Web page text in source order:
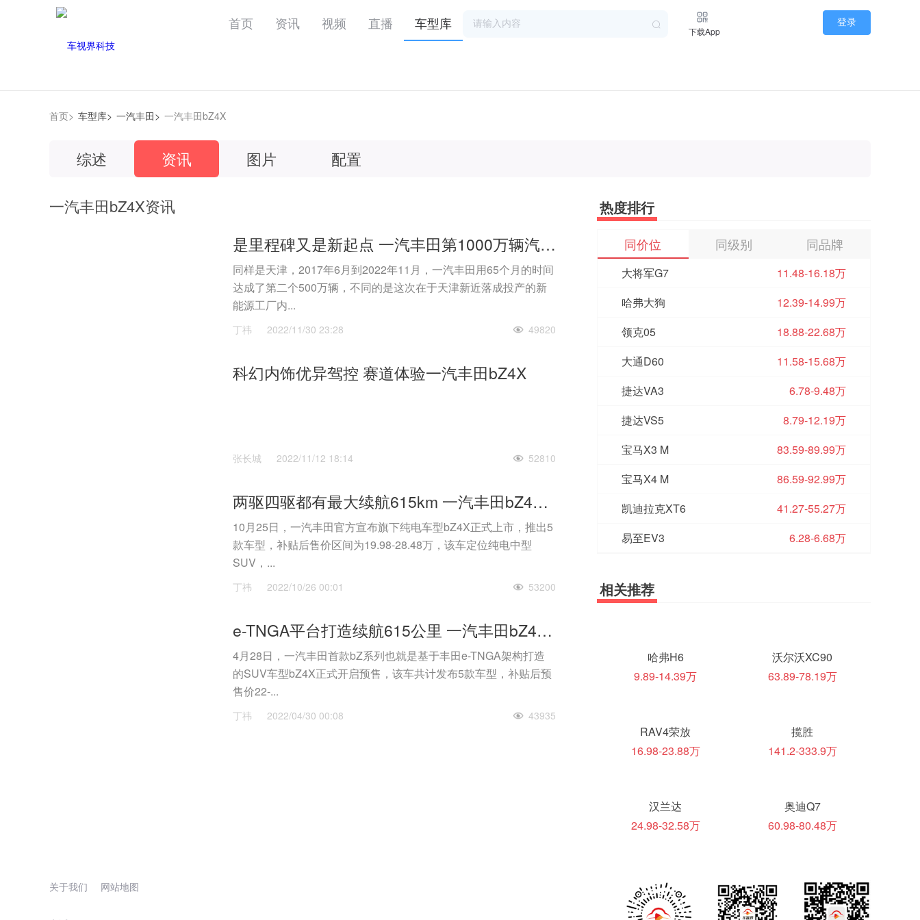
登录
首页 资讯 视频 直播 车型库 下载App
首页> 车型库> 一汽丰田> 一汽丰田bZ4X
综述 资讯 图片 配置
一汽丰田bZ4X资讯
是里程碑又是新起点 一汽丰田第1000万辆汽车下线
同样是天津，2017年6月到2022年11月，一汽丰田用65个月的时间
达成了第二个500万辆，不同的是这次在于天津新近落成投产的新
能源工厂内...
丁祎 2022/11/30 23:28 49820
科幻内饰优异驾控 赛道体验一汽丰田bZ4X
张长城 2022/11/12 18:14 52810
两驱四驱都有最大续航615km 一汽丰田bZ4X上市售19.98万起
10月25日，一汽丰田官方宣布旗下纯电车型bZ4X正式上市，推出5
款车型，补贴后售价区间为19.98-28.48万，该车定位纯电中型
SUV，...
丁祎 2022/10/26 00:01 53200
e-TNGA平台打造续航615公里 一汽丰田bZ4X预售补贴后22万起
4月28日，一汽丰田首款bZ系列也就是基于丰田e-TNGA架构打造
的SUV车型bZ4X正式开启预售，该车共计发布5款车型，补贴后预
售价22-...
丁祎 2022/04/30 00:08 43935
热度排行
同价位 同级别 同品牌
大将军G7
11.48-16.18万
哈弗大狗
12.39-14.99万
领克05
18.88-22.68万
大通D60
11.58-15.68万
捷达VA3
6.78-9.48万
捷达VS5
8.79-12.19万
宝马X3 M
83.59-89.99万
宝马X4 M
86.59-92.99万
凯迪拉克XT6
41.27-55.27万
易至EV3
6.28-6.68万
相关推荐
哈弗H6
9.89-14.39万
沃尔沃XC90
63.89-78.19万
RAV4荣放
16.98-23.88万
揽胜
141.2-333.9万
汉兰达
24.98-32.58万
奥迪Q7
60.98-80.48万
关于我们 网站地图